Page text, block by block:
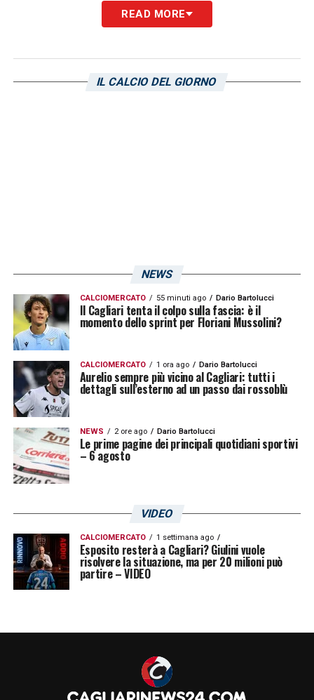
3a giornata: Monza-Cagliari 30/08/2025
4a giornata: Cagliari-Milan 13/09/2025
10a giornata: Cesena-Cagliari 01/11/2025
11a giornata: Cagliari-Bologna 08/11/2025
12a giornata: Lecce-Cagliari 22/11/2025
13a giornata: Cagliari-Juventus 29/11/2025
14a giornata: Cremonese-Cagliari
06/12/2025
15a giornata: Inter-Cagliari 13/12/2025
16a giornata: Cagliari-Atalanta 17/12/2025
17a giornata: Fiorentina-Cagliari 20/12/2025
18a giornata: Cagliari-Frosinone 01/01/2026
20a giornata: Cagliari-Roma 17/01/2026
21a giornata: Verona-Cagliari 21/01/2026
READ MORE
IL CALCIO DEL GIORNO
NEWS
CALCIOMERCATO 55 minuti ago Dario Bartolucci
Il Cagliari tenta il colpo sulla fascia: è il
momento dello sprint per Floriani Mussolini?
CALCIOMERCATO 1 ora ago Dario Bartolucci
Aurelio sempre più vicino al Cagliari: tutti i
dettagli sull’esterno ad un passo dai rossoblù
NEWS 2 ore ago Dario Bartolucci
Le prime pagine dei principali quotidiani sportivi
– 6 agosto
VIDEO
CALCIOMERCATO 1 settimana ago
Esposito resterà a Cagliari? Giulini vuole
risolvere la situazione, ma per 20 milioni può
partire – VIDEO